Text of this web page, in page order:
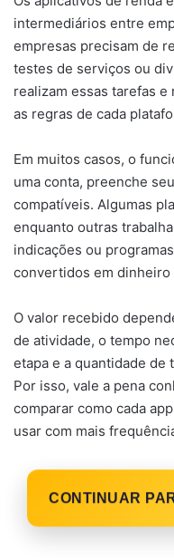
intermediários entre
empresas precisam de
testes de serviços ou
realizam essas tarefas
as regras de cada
Em muitos casos, o
uma conta, preenche
compatíveis. Algumas
enquanto outras
indicações ou
convertidos em dinheiro
O valor recebido
de atividade, o tempo
etapa e a quantidade
Por isso, vale a pena
comparar como cada
usar com mais
CONTINUAR